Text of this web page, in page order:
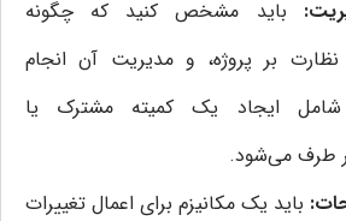
باید مشخص کنید که چگونه
نظارت بر پروژه، و مدیریت آن انجام
ایجاد یک کمیته مشترک یا
طرف می‌شود.
باید یک مکانیزم برای اعمال تغییرات